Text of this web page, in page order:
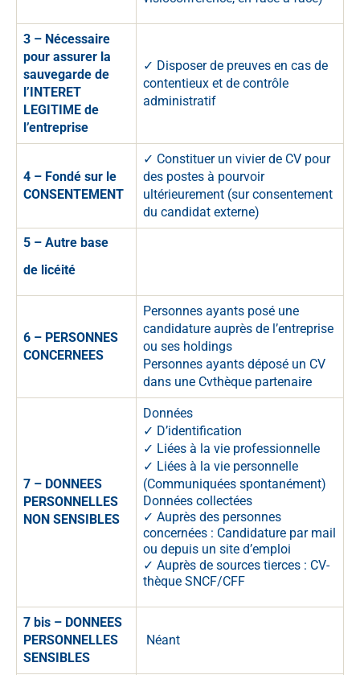
3 – Nécessaire
pour assurer la
sauvegarde de
l’INTERET
LEGITIME de
l’entreprise
✓ Disposer de preuves en cas de
contentieux et de contrôle
administratif
4 – Fondé sur le
CONSENTEMENT
✓ Constituer un vivier de CV pour
des postes à pourvoir
ultérieurement (sur consentement
du candidat externe)
5 – Autre base
de licéité
6 – PERSONNES
CONCERNEES
Personnes ayants posé une
candidature auprès de l’entreprise
ou ses holdings
Personnes ayants déposé un CV
dans une Cvthèque partenaire
7 – DONNEES
PERSONNELLES
NON SENSIBLES
Données
✓ D’identification
✓ Liées à la vie professionnelle
✓ Liées à la vie personnelle
(Communiquées spontanément)
Données collectées
✓ Auprès des personnes
concernées : Candidature par mail
ou depuis un site d’emploi
✓ Auprès de sources tierces : CV-
thèque SNCF/CFF
7 bis – DONNEES
PERSONNELLES
SENSIBLES
Néant